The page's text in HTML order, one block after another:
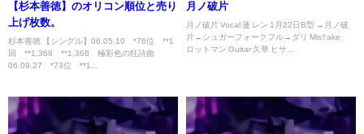
【杉本善徳】のオリコン順位と売り
上げ枚数。
杉本善徳 【シングル】06.05.10 *76位 **1
回 **1,368 **1,368 極彩色の狂詩曲
06.09.27 *73位 **1...
月ノ破片
月ノ破片 Vocal 蓮 レン 1月22日B型 →月ノ破
片→シュガーフォークフル→ダリ Mis†ake、
ロットマン Guitar 久華 ヒサ...